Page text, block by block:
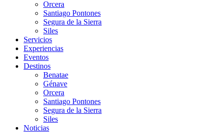
Orcera
Santiago Pontones
Segura de la Sierra
Siles
Servicios
Experiencias
Eventos
Destinos
Benatae
Génave
Orcera
Santiago Pontones
Segura de la Sierra
Siles
Noticias